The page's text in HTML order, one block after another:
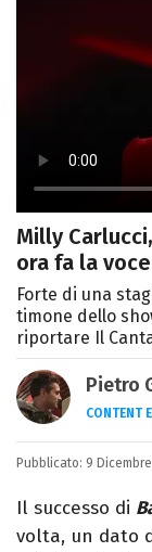
Milly
ora fa la
Forte di una
timone dello
riportare Il
Pietro
CONTENT
Laurea
Pixar).
Pubblicato: 9
Il successo di
volta, un dato